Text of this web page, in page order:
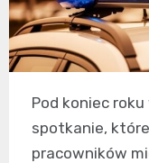
Pod koniec roku
spotkanie,
pracowników